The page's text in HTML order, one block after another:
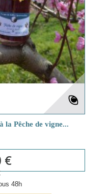
Pêche de vigne...
€
48h